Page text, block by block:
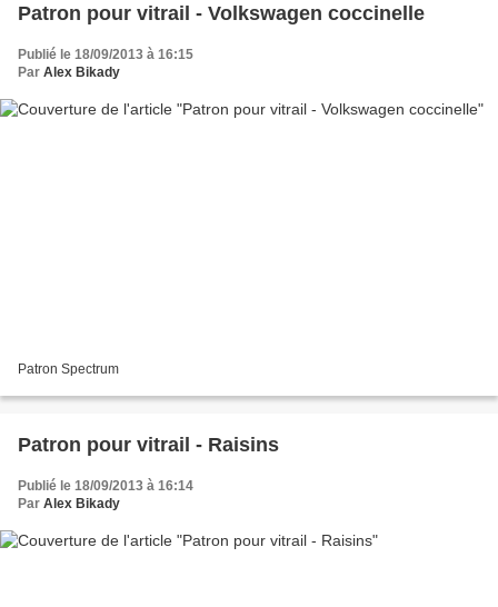
Patron pour vitrail - Volkswagen coccinelle
Publié le 18/09/2013 à 16:15
Par Alex Bikady
Patron Spectrum
Patron pour vitrail - Raisins
Publié le 18/09/2013 à 16:14
Par Alex Bikady